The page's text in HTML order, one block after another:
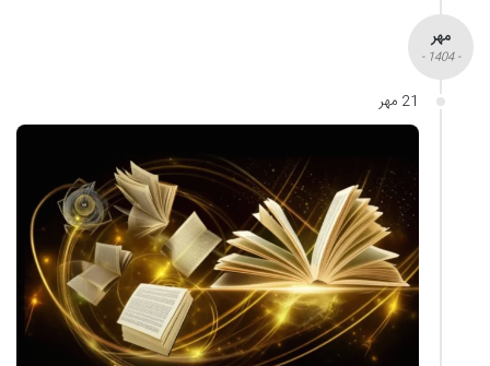
مهر
- 1404 -
21 مهر